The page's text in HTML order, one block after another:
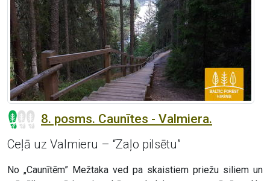
8. posms. Caunītes - Valmiera.
Ceļā uz Valmieru – “Zaļo pilsētu”
No „Caunītēm” Mežtaka ved pa skaistiem priežu siliem un